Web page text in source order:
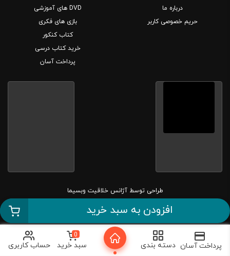
افزودن به سبد خرید
درباره ما
حریم خصوصی کاربر
DVD های آموزشی
بازی های فکری
کتاب کنکور
خرید کتاب درسی
پرداخت آسان
طراحی توسطآژانس خلاقیت وبسیما
کلیه حقوق این سایت متعلق به بانک کتاب مارکا می باشد.
پرداخت آسان دسته بندی
0
سبد خرید حساب کاربری